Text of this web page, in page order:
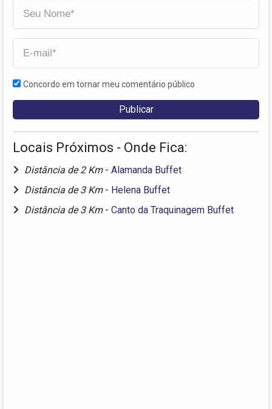
Concordo em tornar meu comentário público
Locais Próximos - Onde Fica:
Distância de 2 Km - Alamanda Buffet
Distância de 3 Km - Helena Buffet
Distância de 3 Km - Canto da Traquinagem Buffet